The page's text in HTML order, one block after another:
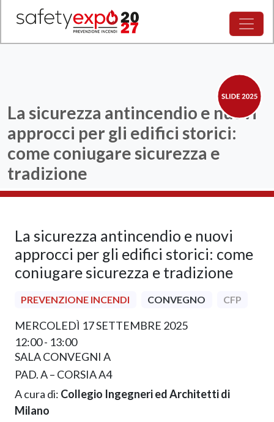
La sicurezza antincendio e nuovi
approcci per gli edifici storici:
come coniugare sicurezza e
tradizione
La sicurezza antincendio e nuovi
approcci per gli edifici storici: come
coniugare sicurezza e tradizione
PREVENZIONE INCENDI CONVEGNO CFP
MERCOLEDÌ 17 SETTEMBRE 2025
12:00 - 13:00
SALA CONVEGNI A
PAD. A – CORSIA A4
A cura di: Collegio Ingegneri ed Architetti di
Milano